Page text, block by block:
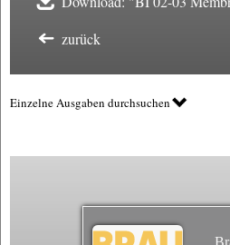
zurück
Einzelne Ausgaben durchsuchen